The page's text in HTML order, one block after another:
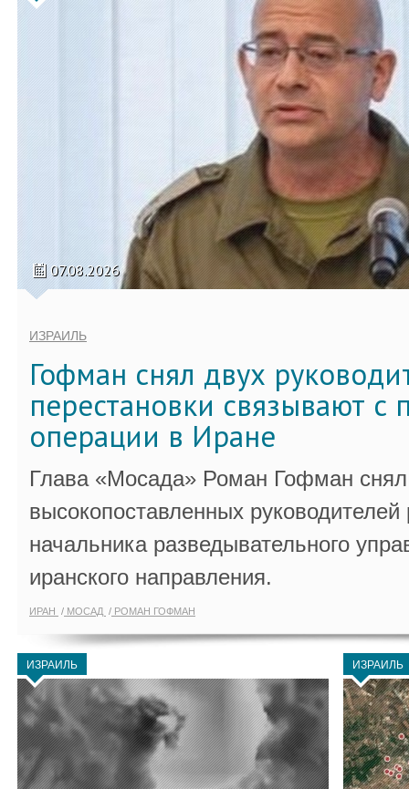
07.08.2026
ИЗРАИЛЬ
Гофман снял двух
перестановки связывают с
операции в Иране
Глава «Мосада» Роман Гофман снял
высокопоставленных
начальника разведывательного
иранского направления.
ИРАН МОСАД РОМАН ГОФМАН
ИЗРАИЛЬ ИЗРАИЛЬ